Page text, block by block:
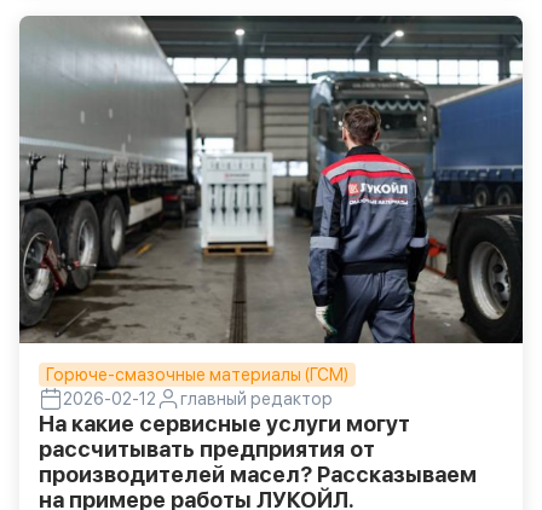
масла для смешанной эксплуатации.
Горюче-смазочные материалы (ГСМ)
2026-02-12
главный редактор
На какие сервисные услуги могут
рассчитывать предприятия от
производителей масел? Рассказываем
на примере работы ЛУКОЙЛ.